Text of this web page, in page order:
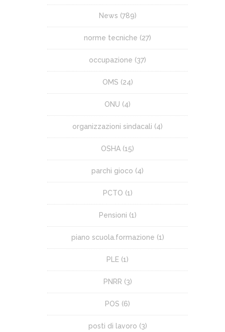
News (789)
norme tecniche (27)
occupazione (37)
OMS (24)
ONU (4)
organizzazioni sindacali (4)
OSHA (15)
parchi gioco (4)
PCTO (1)
Pensioni (1)
piano scuola.formazione (1)
PLE (1)
PNRR (3)
POS (6)
posti di lavoro (3)